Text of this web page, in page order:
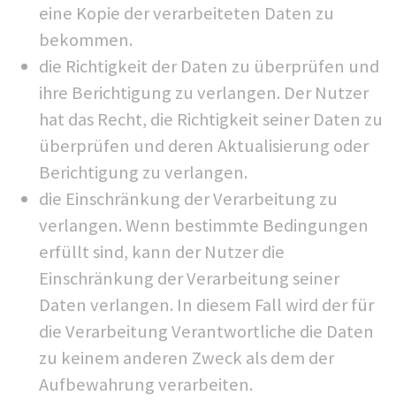
eine Kopie der verarbeiteten Daten zu
bekommen.
die Richtigkeit der Daten zu überprüfen und
ihre Berichtigung zu verlangen. Der Nutzer
hat das Recht, die Richtigkeit seiner Daten zu
überprüfen und deren Aktualisierung oder
Berichtigung zu verlangen.
die Einschränkung der Verarbeitung zu
verlangen. Wenn bestimmte Bedingungen
erfüllt sind, kann der Nutzer die
Einschränkung der Verarbeitung seiner
Daten verlangen. In diesem Fall wird der für
die Verarbeitung Verantwortliche die Daten
zu keinem anderen Zweck als dem der
Aufbewahrung verarbeiten.